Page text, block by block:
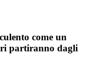
come un
partiranno dagli